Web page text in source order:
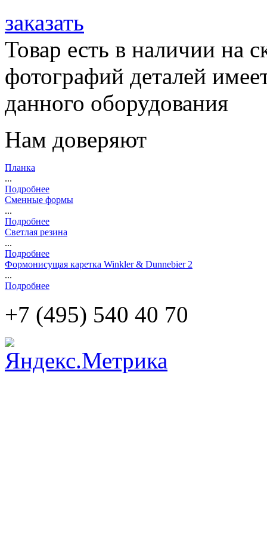
заказать
Товар есть в наличии на
фотографий деталей
данного оборудования
Нам доверяют
Планка
...
Подробнее
Сменные формы
...
Подробнее
Светлая резина
...
Подробнее
Формонисущая каретка Winkler & Dunnebier 2
...
Подробнее
+7 (495) 540 40 70